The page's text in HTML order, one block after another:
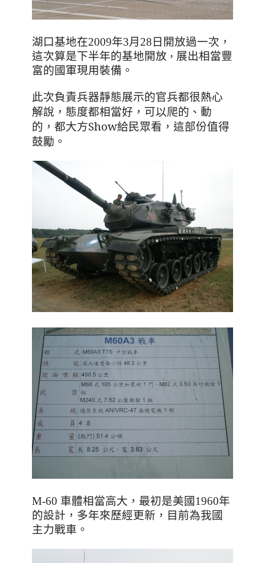
湖口基地在2009年3月28日開放過一次 ，
這次算是下半年的基地開放 ， 展出相當豐
富的國軍現用裝備。
此次負責兵器靜態展示的官兵都很熱心
解說，態度都相當好，可以爬的、動
的，都大方Show給民眾看，這部份值得
鼓勵。
M-60 車體相當高大 ，最初是美國1960年
的設計 ，多年來歷經更新 ，目前為我國
主力戰車 。